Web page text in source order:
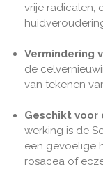
vrije radicalen,
Vermindering
de
van tekenen
Geschikt voor
werking is de
een gevoelige
rosacea of